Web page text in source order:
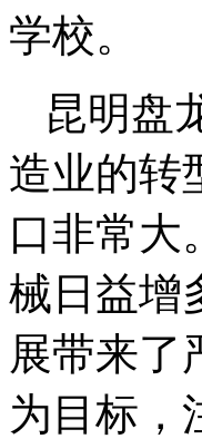
学校。
昆明盘
造业的转
口非常大
械日益增
展带来了
为目标，